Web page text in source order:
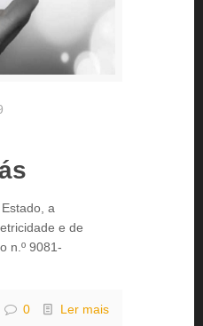
a
e de
n.º 9081-
0 Ler mais